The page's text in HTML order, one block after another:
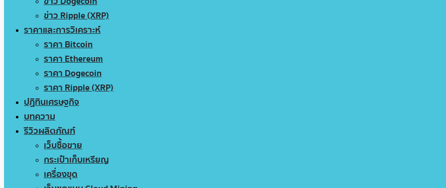
ข่าว Ripple (XRP)
ราคาและการวิเคราะห์
ราคา Bitcoin
ราคา Ethereum
ราคา Dogecoin
ราคา Ripple (XRP)
ปฏิทินเศรษฐกิจ
บทความ
รีวิวผลิตภัณฑ์
เว็บซื้อขาย
กระเป๋าเก็บเหรียญ
เครื่องขุด